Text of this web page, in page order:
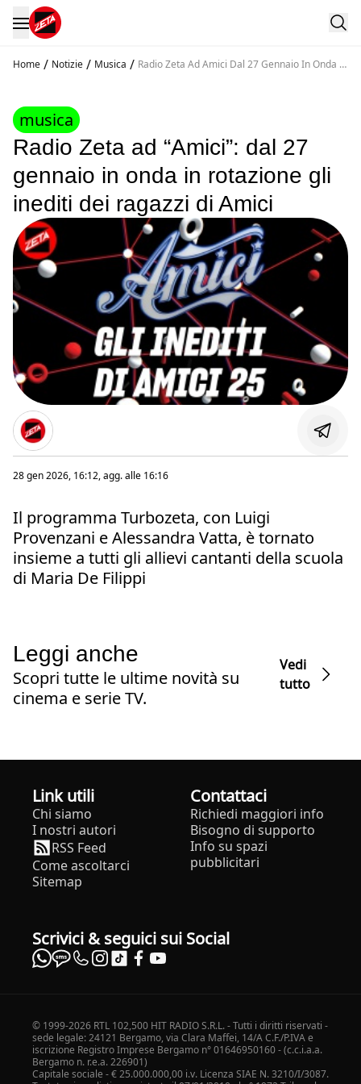
Home / Notizie / Musica / Radio Zeta Ad Amici Dal 27 Gennaio In Onda In
musica
Radio Zeta ad “Amici”: dal 27
gennaio in onda in rotazione gli
inediti dei ragazzi di Amici
28 gen 2026, 16:12, agg. alle 16:16
Il programma Turbozeta, con Luigi
Provenzani e Alessandra Vatta, è tornato
insieme a tutti gli allievi cantanti della scuola
di Maria De Filippi
Leggi anche
Scopri tutte le ultime novità su
cinema e serie TV.
Vedi
tutto
Link utili
Chi siamo
I nostri autori
RSS Feed
Come ascoltarci
Sitemap
Contattaci
Richiedi maggiori info
Bisogno di supporto
Info su spazi
pubblicitari
Scrivici & seguici sui Social
© 1999-2026 RTL 102,500 HIT RADIO S.R.L. - Tutti i diritti riservati -
sede legale: 24121 Bergamo, via Clara Maffei, 14/A C.F./P.IVA e
iscrizione Registro Imprese Bergamo n° 01646950160 - (c.c.i.a.a.
Bergamo n. r.e.a. 226901)
Capitale sociale - € 25.000.000,00 i.v. Licenza SIAE N. 3210/I/3087.